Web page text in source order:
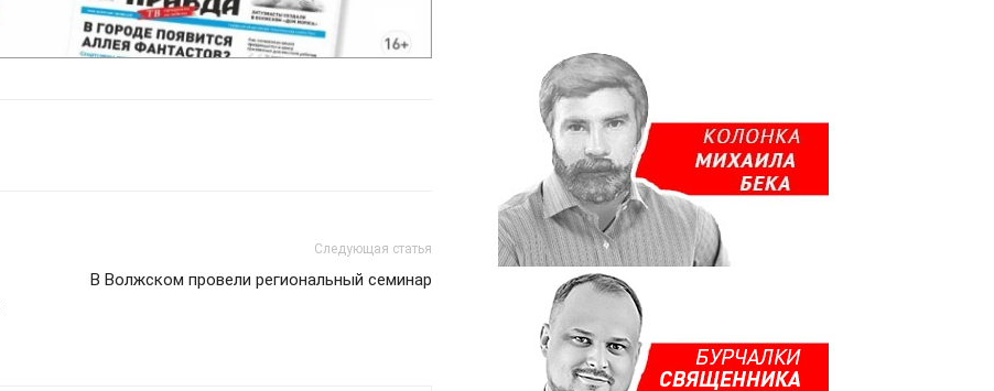
Следующая статья
В Волжском провели региональный семинар